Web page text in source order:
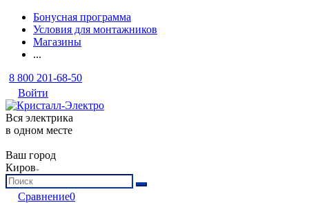
Бонусная программа
Условия для монтажников
Магазины
...
8 800 201-68-50
Войти
Вся электрика
в одном месте
Ваш город
Киров
Сравнение0